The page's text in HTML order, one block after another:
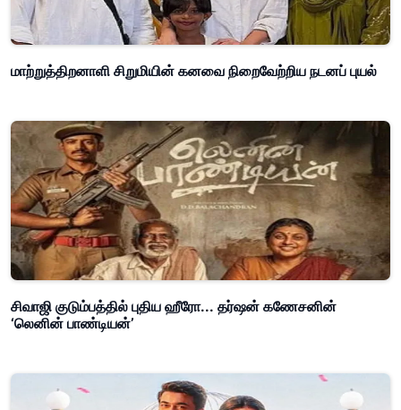
மாற்றுத்திறனாளி சிறுமியின் கனவை நிறைவேற்றிய நடனப் புயல்
சிவாஜி குடும்பத்தில் புதிய ஹீரோ... தர்ஷன் கணேசனின்
‘லெனின் பாண்டியன்’